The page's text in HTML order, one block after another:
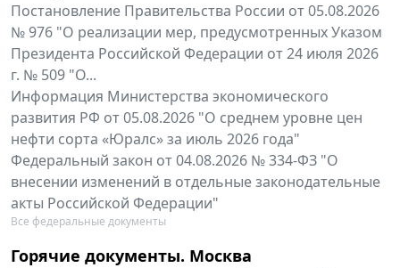
Постановление Правительства России от 05.08.2026
№ 976 "О реализации мер, предусмотренных Указом
Президента Российской Федерации от 24 июля 2026
г. № 509 "О...
Информация Министерства экономического
развития РФ от 05.08.2026 "О среднем уровне цен
нефти сорта «Юралс» за июль 2026 года"
Федеральный закон от 04.08.2026 № 334-ФЗ "О
внесении изменений в отдельные законодательные
акты Российской Федерации"
Все федеральные документы
Горячие документы. Москва